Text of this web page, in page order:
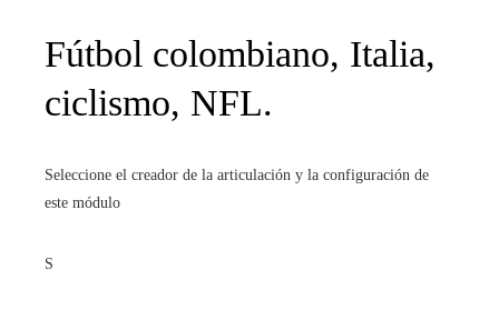
Fútbol colombiano, Italia,
ciclismo, NFL.
Seleccione el creador de la articulación y la configuración de
este módulo
S